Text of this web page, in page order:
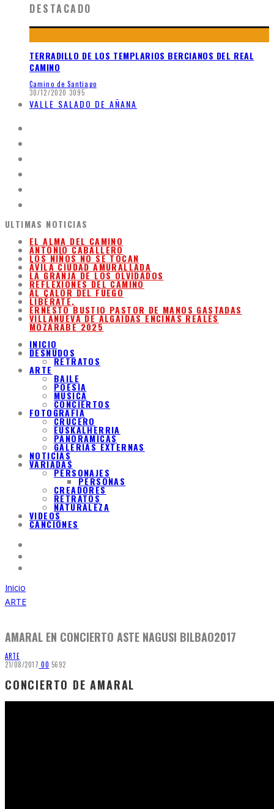
DESTACADO
TERRADILLO DE LOS TEMPLARIOS BERCIANOS DEL REAL
CAMINO
Camino de Santiago
30/12/2020 3095
VALLE SALADO DE AÑANA
ULTIMAS NOTICIAS
EL ALMA DEL CAMINO
ANTONIO CABALLERO
LOS NIÑOS NO SE TOCAN
ÁVILA CIUDAD AMURALLADA
LA GRANJA DE LOS OLVIDADOS
REFLEXIONES DEL CAMINO
AL CALOR DEL FUEGO
LIBÉRATE,
ERNESTO BUSTIO PASTOR DE MANOS GASTADAS
VILLANUEVA DE ALGAIDAS ENCINAS REALES
MOZARABE 2025
INICIO
DESNUDOS
RETRATOS
ARTE
BAILE
POESIA
MUSICA
CONCIERTOS
FOTOGRAFIA
CRUCERO
EUSKALHERRIA
PANORAMICAS
GALERIAS EXTERNAS
NOTICIAS
VARIADAS
PERSONAJES
PERSONAS
CREADORES
RETRATOS
NATURALEZA
VIDEOS
CANCIONES
Inicio
ARTE
AMARAL EN CONCIERTO ASTE NAGUSI BILBAO2017
ARTE
21/08/2017 00 5692
CONCIERTO DE AMARAL